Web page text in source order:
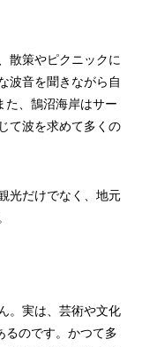
散策やピクニックに
波音を聞きながら自
た、鵠沼海岸はサー
て波を求めて多くの
光だけでなく、地元
。実は、芸術や文化
るのです。かつて多